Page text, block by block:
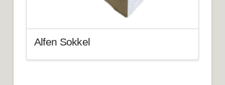
Alfen Sokkel